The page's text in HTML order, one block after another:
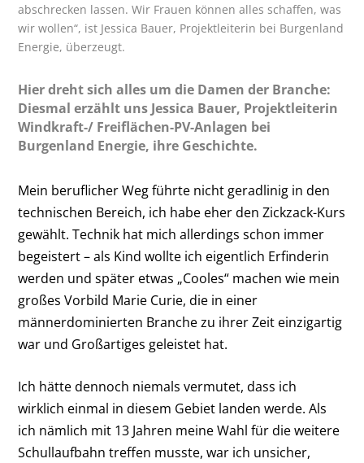
abschrecken lassen. Wir Frauen können alles schaffen, was
wir wollen“, ist Jessica Bauer, Projektleiterin bei Burgenland
Energie, überzeugt.
Hier dreht sich alles um die ­Damen der Branche:
Diesmal erzählt uns Jessica Bauer, Projektleiterin
Windkraft-/ Freiflächen-PV-Anlagen bei
Burgenland Energie, ihre Geschichte.
Mein beruflicher Weg führte nicht geradlinig in den
technischen Bereich, ich habe eher den Zickzack-Kurs
gewählt. Technik hat mich allerdings schon immer
begeistert – als Kind wollte ich eigentlich Erfinderin
werden und später etwas „Cooles“ machen wie mein
großes Vorbild Marie Curie, die in einer
männerdominierten Branche zu ihrer Zeit einzigartig
war und Großartiges geleistet hat.
Ich hätte dennoch niemals vermutet, dass ich
wirklich einmal in diesem Gebiet landen werde. Als
ich nämlich mit 13 Jahren meine Wahl für die weitere
Schullaufbahn treffen musste, war ich unsicher,